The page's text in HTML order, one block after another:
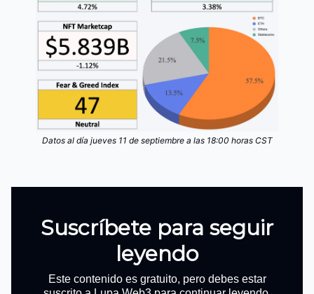
Datos al día jueves 11 de septiembre a las 18:00 horas CST
Suscríbete para seguir
leyendo
Este contenido es gratuito, pero debes estar